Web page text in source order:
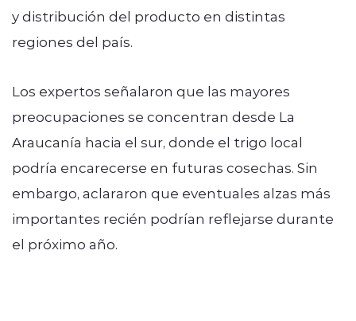
y distribución del producto en distintas
regiones del país.
Los expertos señalaron que las mayores
preocupaciones se concentran desde La
Araucanía hacia el sur, donde el trigo local
podría encarecerse en futuras cosechas. Sin
embargo, aclararon que eventuales alzas más
importantes recién podrían reflejarse durante
el próximo año.